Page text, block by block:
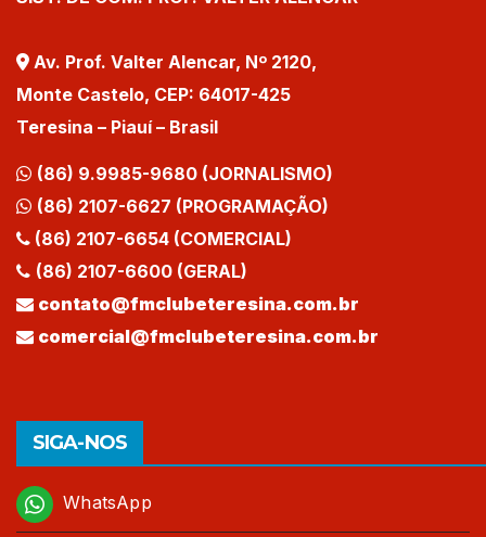
Av. Prof. Valter Alencar, Nº 2120,
Monte Castelo, CEP: 64017-425
Teresina – Piauí – Brasil
(86) 9.9985-9680 (JORNALISMO)
(86) 2107-6627 (PROGRAMAÇÃO)
(86) 2107-6654 (COMERCIAL)
(86) 2107-6600 (GERAL)
contato@fmclubeteresina.com.br
comercial@fmclubeteresina.com.br
SIGA-NOS
WhatsApp